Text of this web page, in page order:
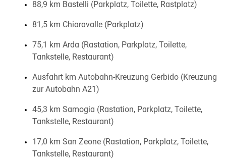
88,9 km Bastelli (Parkplatz, Toilette, Rastplatz)
81,5 km Chiaravalle (Parkplatz)
75,1 km Arda (Rastation, Parkplatz, Toilette,
Tankstelle, Restaurant)
Ausfahrt km Autobahn-Kreuzung Gerbido (Kreuzung
zur Autobahn A21)
45,3 km Samogia (Rastation, Parkplatz, Toilette,
Tankstelle, Restaurant)
17,0 km San Zeone (Rastation, Parkplatz, Toilette,
Tankstelle, Restaurant)